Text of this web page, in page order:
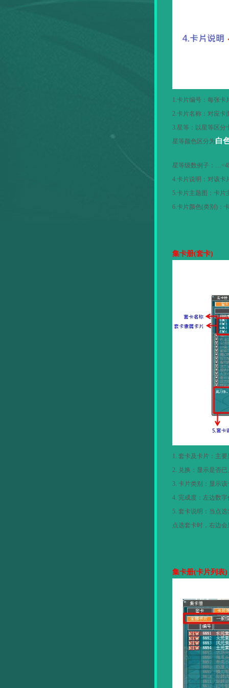
1.卡片编号：每张卡
2.卡片名称：对应卡
3.星等：以星等区分
星等颜色区分为白
星等级数例子：…<4
4.卡片说明：对该卡
5.卡片主题图：卡片
6.卡片颜色(类别 ) ：
集卡册(套卡)
1. 套卡及卡片：主
2. 兑换：显示是否
3. 卡片类别：显示
4. 完成度：左边数
5. 套卡说明：当点
点选套卡时，右边
集卡册(卡片列表)